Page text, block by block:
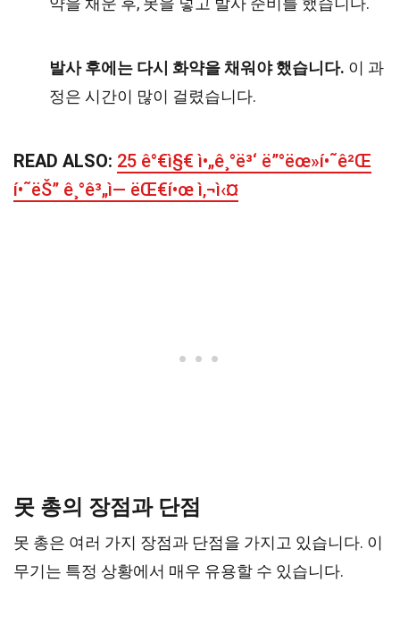
발사 후에는 다시 화약을 채워야 했습니다. 이 과
정은 시간이 많이 걸렸습니다.
READ ALSO: 25 ê°€ì§€ ì•„ê¸°ë³‘ ë”°ëœ»í•˜ê²Œ
í•˜ëŠ” ê¸°ê³„ì— ëŒ€í•œ ì‚¬ì‹¤
못 총의 장점과 단점
못 총은 여러 가지 장점과 단점을 가지고 있습니다. 이
무기는 특정 상황에서 매우 유용할 수 있습니다.